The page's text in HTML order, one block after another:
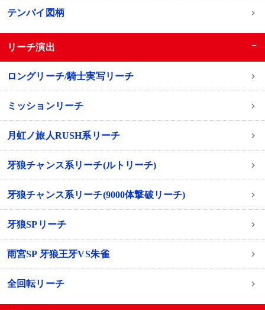
テンパイ図柄
リーチ演出 −
ロングリーチ/騎士実写リーチ
ミッションリーチ
月虹ノ旅人RUSH系リーチ
牙狼チャンス系リーチ(ルトリーチ)
牙狼チャンス系リーチ(9000体撃破リーチ)
牙狼SPリーチ
雨宮SP 牙狼王牙VS朱雀
全回転リーチ